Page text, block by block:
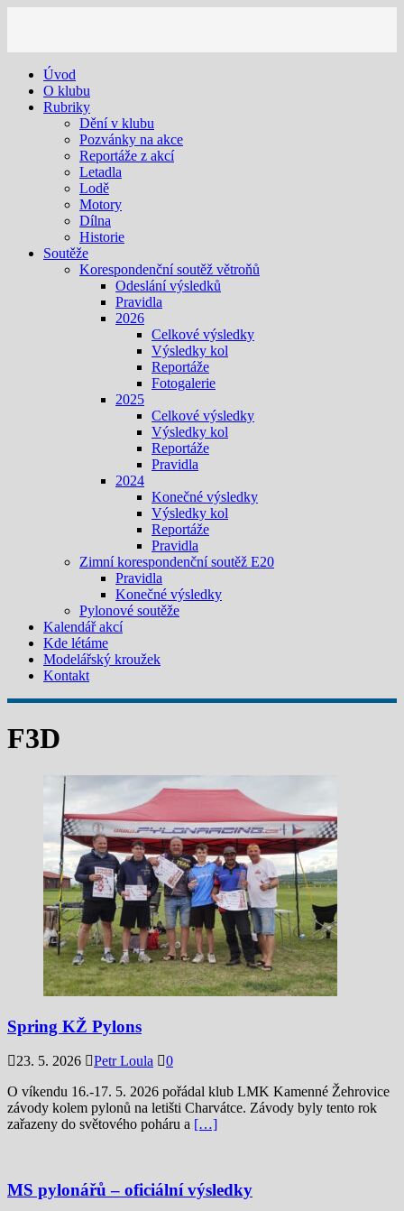
Úvod
O klubu
Rubriky
Dění v klubu
Pozvánky na akce
Reportáže z akcí
Letadla
Lodě
Motory
Dílna
Historie
Soutěže
Korespondenční soutěž větroňů
Odeslání výsledků
Pravidla
2026
Celkové výsledky
Výsledky kol
Reportáže
Fotogalerie
2025
Celkové výsledky
Výsledky kol
Reportáže
Pravidla
2024
Konečné výsledky
Výsledky kol
Reportáže
Pravidla
Zimní korespondenční soutěž E20
Pravidla
Konečné výsledky
Pylonové soutěže
Kalendář akcí
Kde létáme
Modelářský kroužek
Kontakt
F3D
Spring KŽ Pylons
23. 5. 2026 Petr Loula
0
O víkendu 16.-17. 5. 2026 pořádal klub LMK Kamenné Žehrovice
závody kolem pylonů na letišti Charvátce. Závody byly tento rok
zařazeny do světového poháru a […]
MS pylonářů – oficiální výsledky